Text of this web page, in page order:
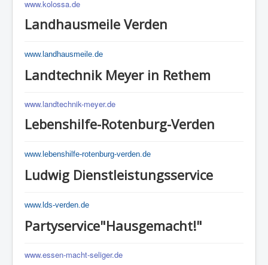
www.kolossa.de
Landhausmeile Verden
www.landhausmeile.de
Landtechnik Meyer in Rethem
www.landtechnik-meyer.de
Lebenshilfe-Rotenburg-Verden
www.lebenshilfe-rotenburg-verden.de
Ludwig Dienstleistungsservice
www.lds-verden.de
Partyservice"Hausgemacht!"
www.essen-macht-seliger.de